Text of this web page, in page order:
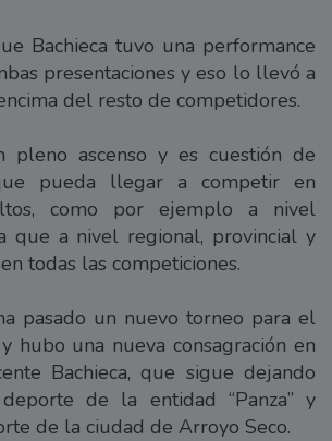
Bachieca tuvo una performance
presentaciones y eso lo llevó a
del resto de competidores.
pleno ascenso y es cuestión de
pueda llegar a competir en
como por ejemplo a nivel
que a nivel regional, provincial y
todas las competiciones.
pasado un nuevo torneo para el
hubo una nueva consagración en
Bachieca, que sigue dejando
de la entidad “Panza” y
de la ciudad de Arroyo Seco.